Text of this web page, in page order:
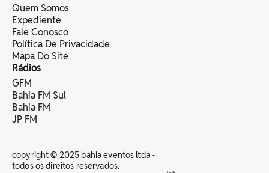
Quem Somos
Expediente
Fale Conosco
Política De Privacidade
Mapa Do Site
Rádios
GFM
Bahia FM Sul
Bahia FM
JP FM
copyright © 2025 bahia eventos ltda -
todos os direitos reservados.